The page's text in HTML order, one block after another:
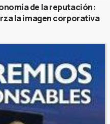
de la reputación:
la imagen corporativa